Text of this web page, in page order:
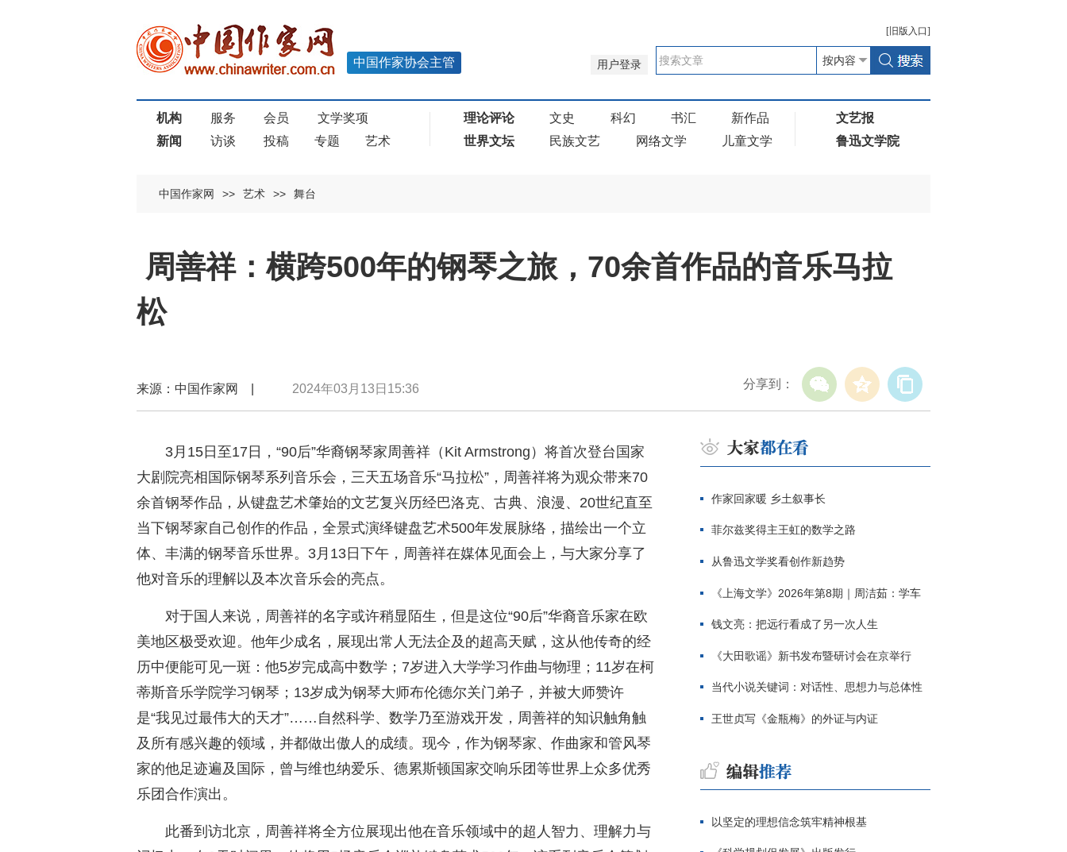
[ 旧版 入口]
用户登录
中国作家协会主管
机构 服务 会员
文学奖项
新闻
访谈 投稿 专题 艺术
理论评论 文史 科幻 书汇
新作品
世界文坛
民族文艺 网络文学 儿童文学
文艺报
鲁迅文学院
中国作家网 >> 艺术 >> 舞台
周善祥：横跨500年的钢琴之旅，70余首作品的音乐马拉
松
分享到：
来源：中国作家网 | 2024年03月13日15:36
3月15日至17日，“90后”华裔钢琴家周善祥（Kit Armstrong）将首次登台国家
大剧院亮相国际钢琴系列音乐会，三天五场音乐“马拉松”，周善祥将为观众带来70
余首钢琴作品，从键盘艺术肇始的文艺复兴历经巴洛克、古典、浪漫、20世纪直至
当下钢琴家自己创作的作品，全景式演绎键盘艺术500年发展脉络，描绘出一个立
体、丰满的钢琴音乐世界。3月13日下午，周善祥在媒体见面会上，与大家分享了
他对音乐的理解以及本次音乐会的亮点。
对于国人来说，周善祥的名字或许稍显陌生，但是这位“90后”华裔音乐家在欧
美地区极受欢迎。他年少成名，展现出常人无法企及的超高天赋，这从他传奇的经
历中便能可见一斑：他5岁完成高中数学；7岁进入大学学习作曲与物理；11岁在柯
蒂斯音乐学院学习钢琴；13岁成为钢琴大师布伦德尔关门弟子，并被大师赞许
是“我见过最伟大的天才”……自然科学、数学乃至游戏开发，周善祥的知识触角触
及所有感兴趣的领域，并都做出傲人的成绩。现今，作为钢琴家、作曲家和管风琴
家的他足迹遍及国际，曾与维也纳爱乐、德累斯顿国家交响乐团等世界上众多优秀
乐团合作演出。
此番到访北京，周善祥将全方位展现出他在音乐领域中的超人智力、理解力与
作家回家暖 乡土叙事长
菲尔兹奖得主王虹的数学之路
从鲁迅文学奖看创作新趋势
《上海文学》2026年第8期｜周洁茹：学车
钱文亮：把远行看成了另一次人生
《大田歌谣》新书发布暨研讨会在京举行
当代小说关键词：对话性、思想力与总体性
王世贞写《金瓶梅》的外证与内证
以坚定的理想信念筑牢精神根基